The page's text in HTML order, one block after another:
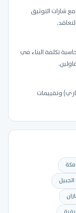
شارات التوثيق
تكلفة البناء في
وتقييمات